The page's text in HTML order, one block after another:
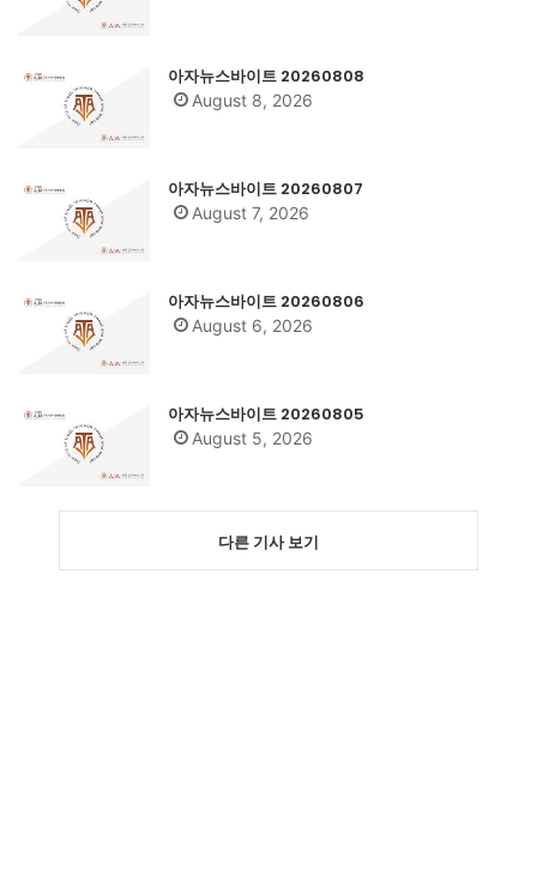
아자뉴스바이트 20260808
August 8, 2026
아자뉴스바이트 20260807
August 7, 2026
아자뉴스바이트 20260806
August 6, 2026
아자뉴스바이트 20260805
August 5, 2026
다른 기사 보기